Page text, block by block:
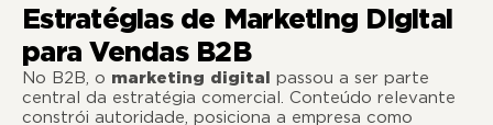
Estratégias de Marketing Digital
para Vendas B2B
No B2B, o marketing digital passou a ser parte
central da estratégia comercial. Conteúdo relevante
constrói autoridade, posiciona a empresa como